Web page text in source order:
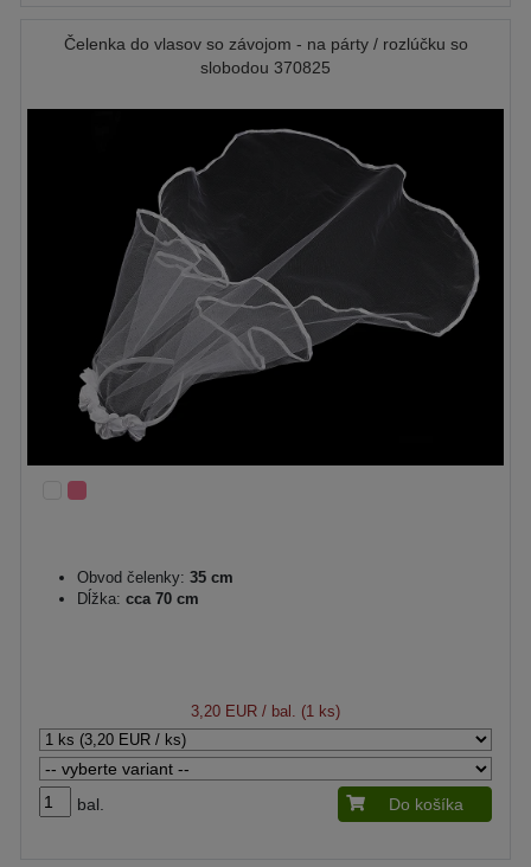
Čelenka do vlasov so závojom - na párty / rozlúčku so
slobodou 370825
Obvod čelenky: 35 cm
Dĺžka: cca 70 cm
3,20 EUR / bal. (1 ks)
bal. Do košíka